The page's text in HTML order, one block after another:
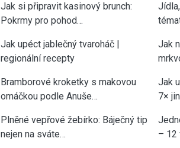
Jak si připravit kasinový brunch:
Pokrmy pro pohod…
Jak upéct jablečný tvaroháč |
regionální recepty
Bramborové kroketky s makovou
omáčkou podle Anuše…
Plněné vepřové žebírko: Báječný tip
nejen na sváte…
Jak
Jak
7×
– 12